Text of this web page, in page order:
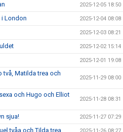
2025-12-05 18:50
i London 2025-12-04 08:08
2025-12-03 08:21
2025-12-02 15:14
2025-12-01 19:08
två, Matilda trea och
2025-11-29 08:00
och Hugo och Elliot
2025-11-28 08:31
sjua! 2025-11-27 07:29
tvåa och Tilda trea